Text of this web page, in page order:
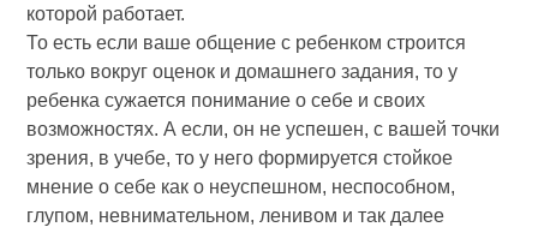
которой работает.
То есть если ваше общение с ребенком строится
только вокруг оценок и домашнего задания, то у
ребенка сужается понимание о себе и своих
возможностях. А если, он не успешен, с вашей точки
зрения, в учебе, то у него формируется стойкое
мнение о себе как о неуспешном, неспособном,
глупом, невнимательном, ленивом и так далее